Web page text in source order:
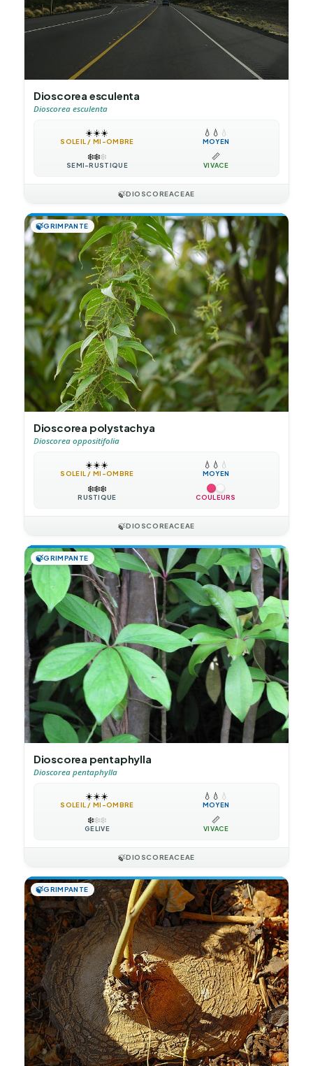
Dioscorea esculenta
Dioscorea esculenta
☀️☀️☀️
SOLEIL / MI-OMBRE
💧 💧 💧
MOYEN
❄️❄️❄️
SEMI-RUSTIQUE
📏
VIVACE
🍃DIOSCOREACEAE
🍃GRIMPANTE
Dioscorea polystachya
Dioscorea oppositifolia
☀️☀️☀️
SOLEIL / MI-OMBRE
💧 💧 💧
MOYEN
❄️❄️❄️
RUSTIQUE COULEURS
🍃DIOSCOREACEAE
🍃GRIMPANTE
Dioscorea pentaphylla
Dioscorea pentaphylla
☀️☀️☀️
SOLEIL / MI-OMBRE
💧 💧 💧
MOYEN
❄️❄️❄️
GÉLIVE
📏
VIVACE
🍃DIOSCOREACEAE
🍃GRIMPANTE